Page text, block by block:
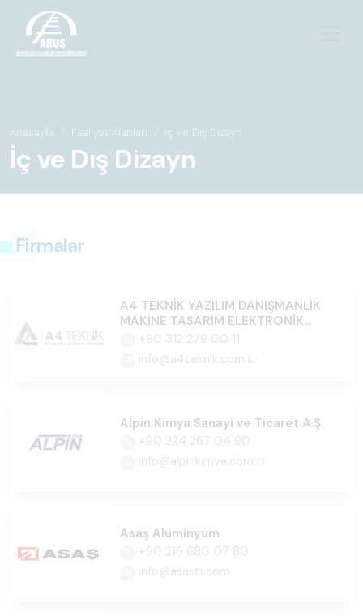
Anasayfa Faaliyet Alanları İç ve Dış Dizayn
İç ve Dış Dizayn
Firmalar
A4 TEKNİK YAZILIM DANIŞMANLIK
MAKİNE TASARIM ELEKTRONİK
İTH.İHR.SAN.TİC.LTD.ŞTİ.
+90 312 279 00 11
info@a4teknik.com.tr
Alpin Kimya Sanayi ve Ticaret A.Ş.
+90 224 267 04 90
info@alpinkimya.com.tr
Asaş Alüminyum
+90 216 680 07 80
info@asastr.com